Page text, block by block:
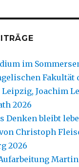
im
Fakultät
Joachim
2026
Denken bleibt
Christoph
2026